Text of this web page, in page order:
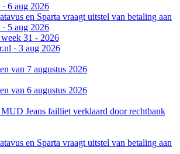
· 6 aug 2026
en Sparta vraagt uitstel van betaling aan
· 5 aug 2026
31 - 2026
· 3 aug 2026
van 7 augustus 2026
van 6 augustus 2026
Jeans failliet verklaard door rechtbank
en Sparta vraagt uitstel van betaling aan